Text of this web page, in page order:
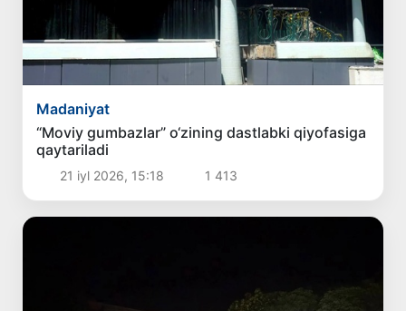
Madaniyat
“Moviy gumbazlar” o‘zining dastlabki qiyofasiga
qaytariladi
21 iyl 2026, 15:18 1 413